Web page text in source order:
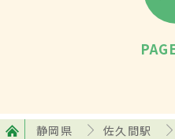
静岡県 佐久間駅